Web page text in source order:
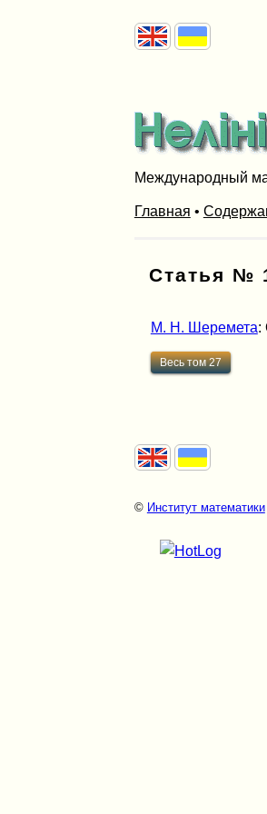
Международный
Главная •
Статья №
М. Н. Шеремета:
Весь том 27
© Институт математики